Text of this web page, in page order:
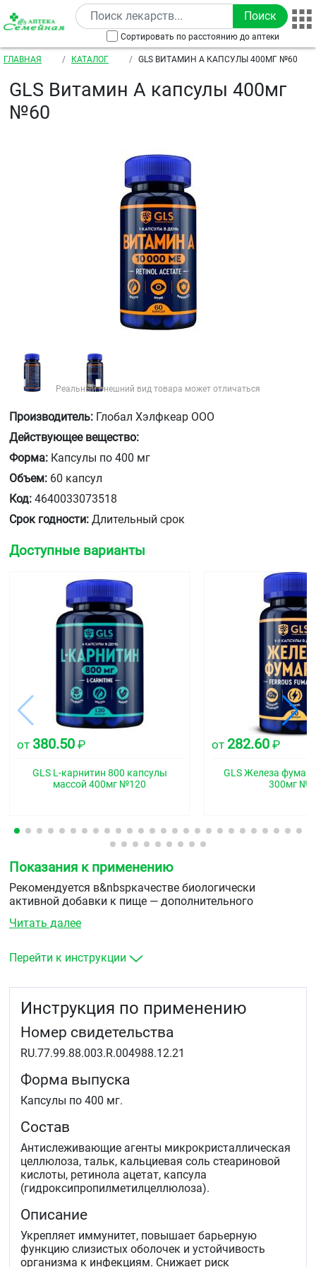
Перейти к основному содержанию
Сортировать по расстоянию до аптеки
Строка навигации
ГЛАВНАЯ КАТАЛОГ GLS ВИТАМИН А КАПСУЛЫ 400МГ №60
GLS Витамин А капсулы 400мг
№60
Реальный внешний вид товара может отличаться
Производитель: Глобал Хэлфкеар ООО
Действующее вещество:
Форма: Капсулы по 400 мг
Объем: 60 капсул
Код: 4640033073518
Срок годности: Длительный срок
Доступные варианты
от 380.50 ₽
GLS L-карнитин 800 капсулы
массой 400мг №120
от 282.60 ₽
GLS Железа
300мг
Показания к применению
Рекомендуется в&nbspкачестве биологически
активной добавки к пище — дополнительного
Читать далее
Перейти к инструкции
Инструкция по применению
Номер свидетельства
RU.77.99.88.003.R.004988.12.21
Форма выпуска
Капсулы по 400 мг.
Состав
Антислеживающие агенты микрокристаллическая
целлюлоза, тальк, кальциевая соль стеариновой
кислоты, ретинола ацетат, капсула
(гидроксипропилметилцеллюлоза).
Описание
Укрепляет иммунитет, повышает барьерную
функцию слизистых оболочек и устойчивость
организма к инфекциям. Снижает риск